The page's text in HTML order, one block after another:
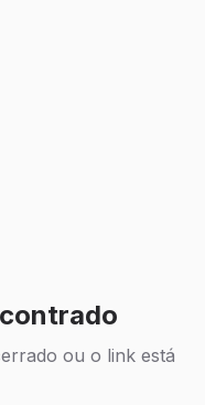
ou o link está